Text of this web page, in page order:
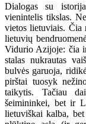
Dialogas su
vienintelis tikslas.
vietos lietuviais. Čia
lietuvių
Vidurio Azijoje: čia
stalas nukrautas
bulvės garuoja,
pirštai tuosyk
taikytis. Tačiau
šeimininkei, bet ir
lietuviškai kalba,